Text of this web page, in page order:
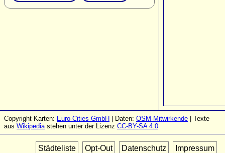
Copyright Karten: Euro-Cities GmbH | Daten: OSM-Mitwirkende | Texte
aus Wikipediastehen unter der Lizenz CC-BY-SA 4.0
Städteliste Opt-Out Datenschutz Impressum